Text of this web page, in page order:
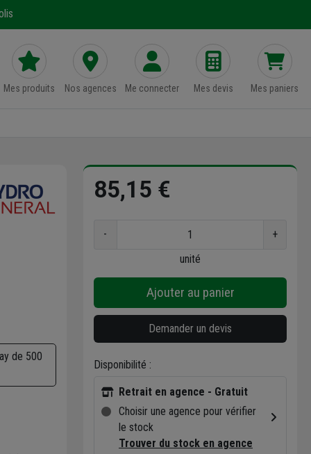
Mes produits Nos agences Me connecter Mes devis Mes paniers
de 500
85,15 €
-
+
unité
Ajouter au panier
Demander un devis
Disponibilité :
Retrait en agence - Gratuit
Choisir une agence pour vérifier
le stock
Trouver du stock en agence